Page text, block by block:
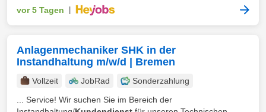
vor 5 Tagen
Anlagenmechaniker SHK in der
Instandhaltung m/w/d | Bremen
Vollzeit JobRad
Sonderzahlung
... Service! Wir suchen Sie im Bereich der